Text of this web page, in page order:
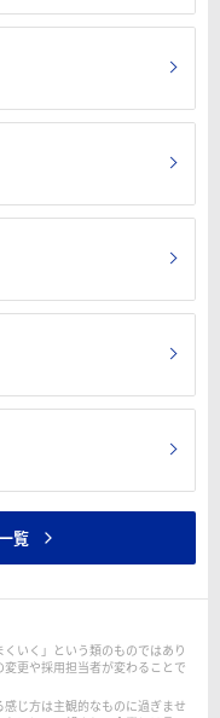
覧
いく」という類のものではあり
更や採用担当者が変わることで
じ方は主観的なものに過ぎませ